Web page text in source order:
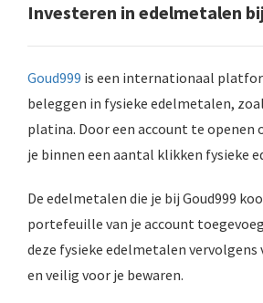
Investeren in edelmetalen
Goud999 is een internationaal
beleggen in fysieke edelmetalen,
platina. Door een account te
je binnen een aantal klikken fysieke
De edelmetalen die je bij Goud999
portefeuille van je account
deze fysieke edelmetalen vervolgens
en veilig voor je bewaren.